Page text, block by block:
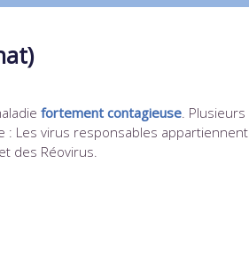
fortement contagieuse.
: Les virus responsables
des Réovirus.